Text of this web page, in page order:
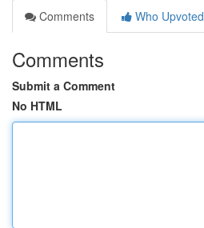
Comments
Who Upvoted
Comments
Submit a Comment
No HTML